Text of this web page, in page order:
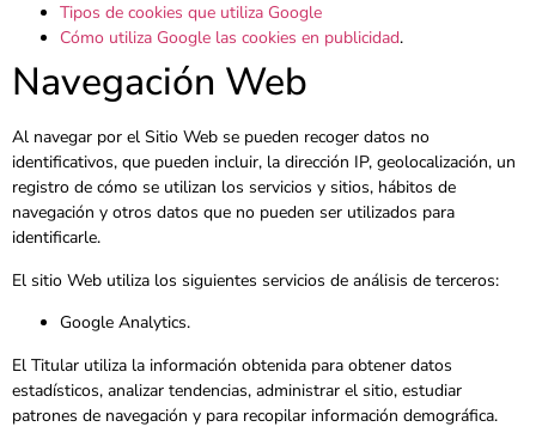
Tipos de cookies que utiliza Google
Cómo utiliza Google las cookies en publicidad.
Navegación Web
Al navegar por el Sitio Web se pueden recoger datos no
identificativos, que pueden incluir, la dirección IP, geolocalización, un
registro de cómo se utilizan los servicios y sitios, hábitos de
navegación y otros datos que no pueden ser utilizados para
identificarle.
El sitio Web utiliza los siguientes servicios de análisis de terceros:
Google Analytics.
El Titular utiliza la información obtenida para obtener datos
estadísticos, analizar tendencias, administrar el sitio, estudiar
patrones de navegación y para recopilar información demográfica.